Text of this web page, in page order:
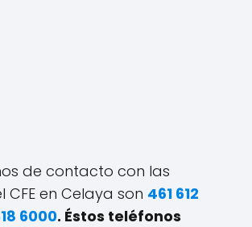
de contacto con las
CFE en Celaya son 461 612
6000. Éstos teléfonos